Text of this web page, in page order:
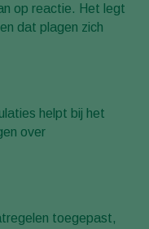
op reactie. Het legt
dat plagen zich
helpt bij het
over
toegepast,